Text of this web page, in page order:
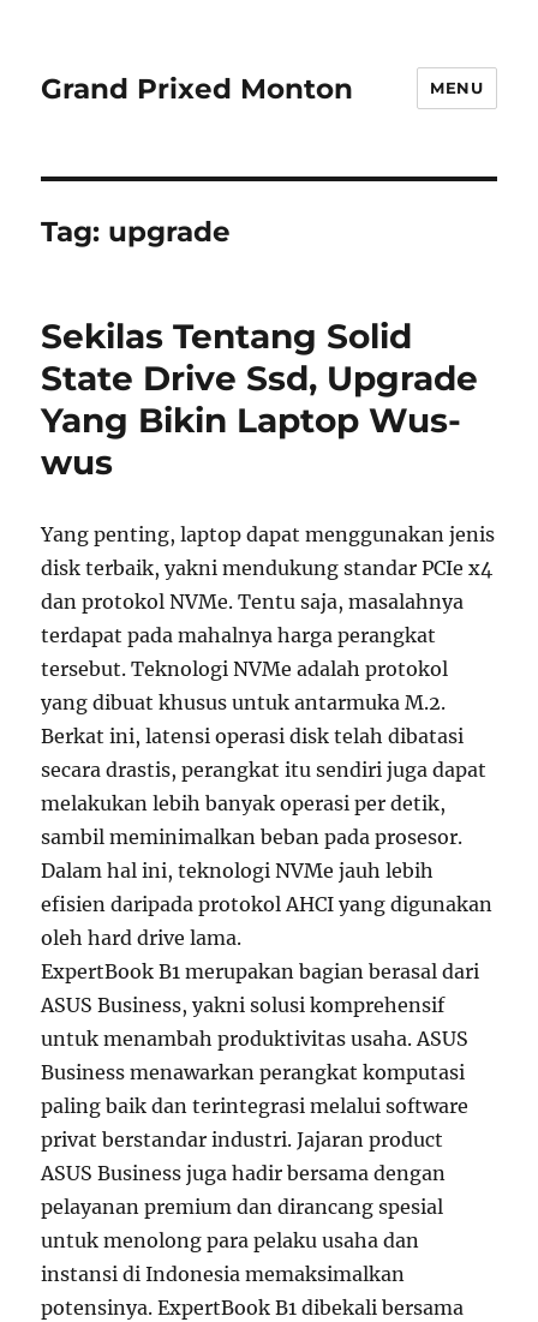
Grand Prixed Monton MENU
Tag: upgrade
Sekilas Tentang Solid
State Drive Ssd, Upgrade
Yang Bikin Laptop Wus-
wus
Yang penting, laptop dapat menggunakan jenis
disk terbaik, yakni mendukung standar PCIe x4
dan protokol NVMe. Tentu saja, masalahnya
terdapat pada mahalnya harga perangkat
tersebut. Teknologi NVMe adalah protokol
yang dibuat khusus untuk antarmuka M.2.
Berkat ini, latensi operasi disk telah dibatasi
secara drastis, perangkat itu sendiri juga dapat
melakukan lebih banyak operasi per detik,
sambil meminimalkan beban pada prosesor.
Dalam hal ini, teknologi NVMe jauh lebih
efisien daripada protokol AHCI yang digunakan
oleh hard drive lama.
ExpertBook B1 merupakan bagian berasal dari
ASUS Business, yakni solusi komprehensif
untuk menambah produktivitas usaha. ASUS
Business menawarkan perangkat komputasi
paling baik dan terintegrasi melalui software
privat berstandar industri. Jajaran product
ASUS Business juga hadir bersama dengan
pelayanan premium dan dirancang spesial
untuk menolong para pelaku usaha dan
instansi di Indonesia memaksimalkan
potensinya. ExpertBook B1 dibekali bersama